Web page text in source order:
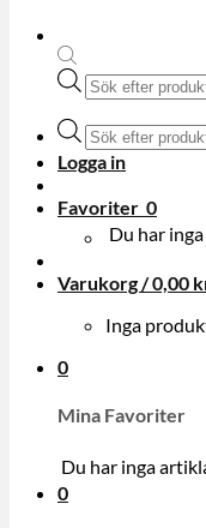
Logga in
Favoriter 0
Du har
Varukorg /0,00
Inga
0
Mina Favoriter
Du har inga
0